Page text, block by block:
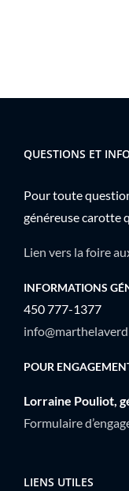
QUESTIONS ET
Pour toute
généreuse carotte
Lien vers la foire
INFORMATIONS
450 777-1377
POUR
Lorraine Pouliot,
Formulaire
LIENS UTILES